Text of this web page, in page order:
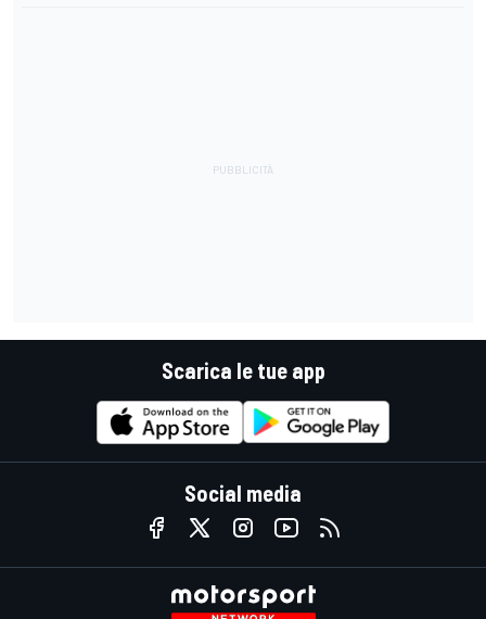
Scarica le tue app
Social media